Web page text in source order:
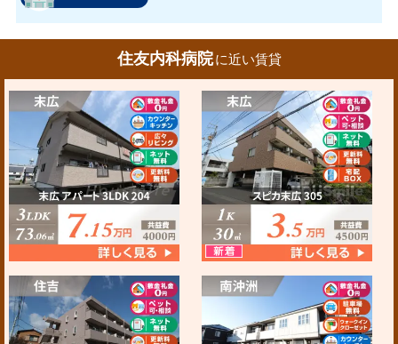
住友内科病院 に近い賃貸